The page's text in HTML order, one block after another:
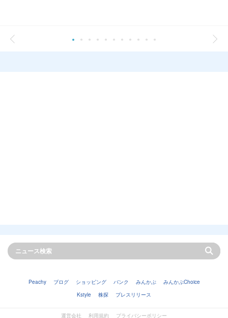
Peachy ブログ ショッピング バンク みんかぶ
みんかぶChoice
Kstyle
株探 プレスリリース
運営会社 利用規約 プライバシーポリシー